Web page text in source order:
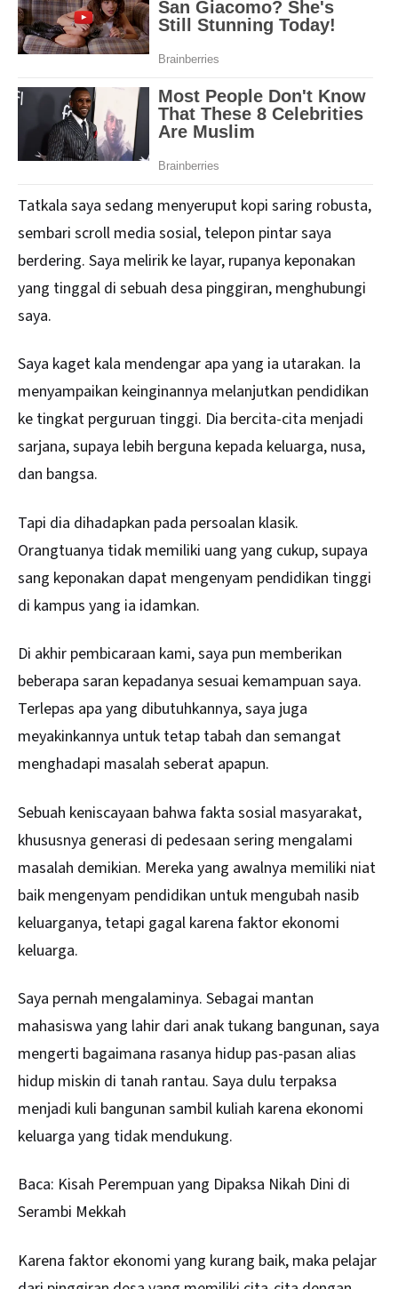
Tatkala saya sedang menyeruput kopi saring robusta,
sembari scroll media sosial, telepon pintar saya
berdering. Saya melirik ke layar, rupanya keponakan
yang tinggal di sebuah desa pinggiran, menghubungi
saya.
Saya kaget kala mendengar apa yang ia utarakan. Ia
menyampaikan keinginannya melanjutkan pendidikan
ke tingkat perguruan tinggi. Dia bercita-cita menjadi
sarjana, supaya lebih berguna kepada keluarga, nusa,
dan bangsa.
Tapi dia dihadapkan pada persoalan klasik.
Orangtuanya tidak memiliki uang yang cukup, supaya
sang keponakan dapat mengenyam pendidikan tinggi
di kampus yang ia idamkan.
Di akhir pembicaraan kami, saya pun memberikan
beberapa saran kepadanya sesuai kemampuan saya.
Terlepas apa yang dibutuhkannya, saya juga
meyakinkannya untuk tetap tabah dan semangat
menghadapi masalah seberat apapun.
Sebuah keniscayaan bahwa fakta sosial masyarakat,
khususnya generasi di pedesaan sering mengalami
masalah demikian. Mereka yang awalnya memiliki niat
baik mengenyam pendidikan untuk mengubah nasib
keluarganya, tetapi gagal karena faktor ekonomi
keluarga.
Saya pernah mengalaminya. Sebagai mantan
mahasiswa yang lahir dari anak tukang bangunan, saya
mengerti bagaimana rasanya hidup pas-pasan alias
hidup miskin di tanah rantau. Saya dulu terpaksa
menjadi kuli bangunan sambil kuliah karena ekonomi
keluarga yang tidak mendukung.
Baca: Kisah Perempuan yang Dipaksa Nikah Dini di
Serambi Mekkah
Karena faktor ekonomi yang kurang baik, maka pelajar